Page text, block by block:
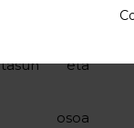
duen
eta